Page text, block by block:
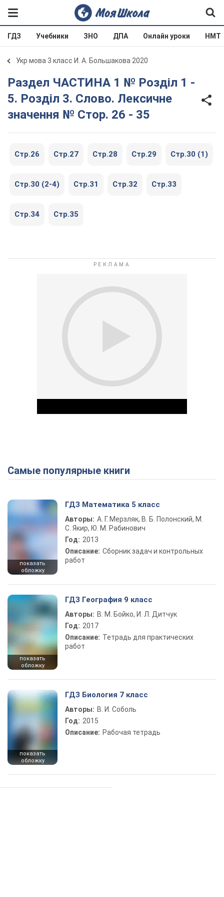
ГДЗ Учебники ЗНО ДПА Онлайн уроки НМТ
Укр мова 3 класс И. А. Большакова 2020
Раздел ЧАСТИНА 1 № Розділ 1 -
5. Розділ 3. Слово. Лексичне
значення № Стор. 26 - 35
Стр.26 Стр.27 Стр.28 Стр.29 Стр.30 (1)
Стр.30 (2-4) Стр.31 Стр.32 Стр.33
Стр.34 Стр.35
Play Video
Самые популярные книги
показать
обложку
ГДЗ Математика 5 класс
Авторы: А. Г. Мерзляк, В. Б. Полонский, М.
С. Якир, Ю. М. Рабинович
Год: 2013
Описание: Сборник задач и контрольных
работ
показать
обложку
ГДЗ География 9 класс
Авторы: В. М. Бойко, И. Л. Дитчук
Год: 2017
Описание: Тетрадь для практических
работ
показать
обложку
ГДЗ Биология 7 класс
Авторы: В. И. Соболь
Год: 2015
Описание: Рабочая тетрадь